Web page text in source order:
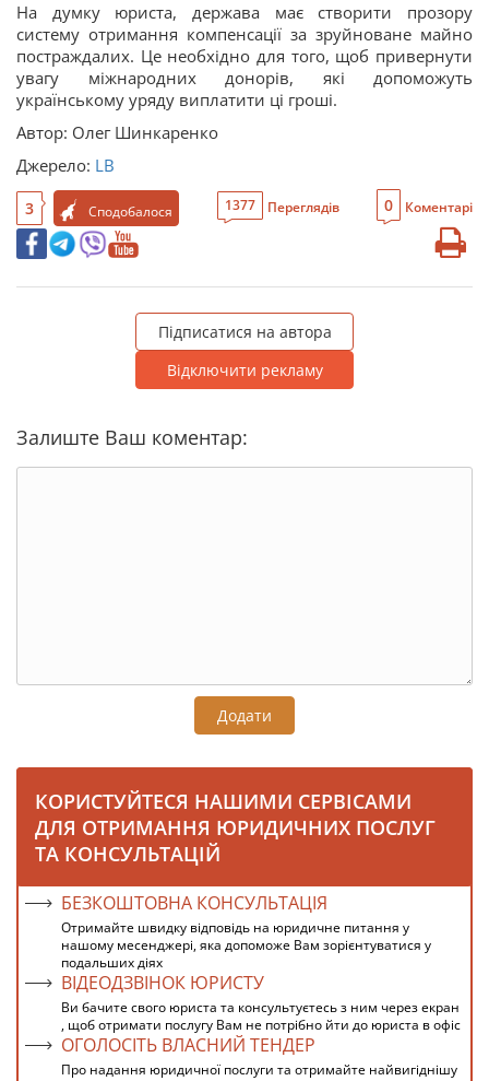
На думку юриста, держава має створити прозору
систему отримання компенсації за зруйноване майно
постраждалих. Це необхідно для того, щоб привернути
увагу міжнародних донорів, які допоможуть
українському уряду виплатити ці гроші.
Автор: Олег Шинкаренко
Джерело: LB
3 Сподобалося 1377 Переглядів 0 Коментарі
Підписатися на автора
Відключити рекламу
Залиште Ваш коментар:
Додати
КОРИСТУЙТЕСЯ НАШИМИ СЕРВІСАМИ
ДЛЯ ОТРИМАННЯ ЮРИДИЧНИХ ПОСЛУГ
ТА КОНСУЛЬТАЦІЙ
БЕЗКОШТОВНА КОНСУЛЬТАЦІЯ
Отримайте швидку відповідь на юридичне питання у
нашому месенджері, яка допоможе Вам зорієнтуватися у
подальших діях
ВІДЕОДЗВІНОК ЮРИСТУ
Ви бачите свого юриста та консультуєтесь з ним через екран
, щоб отримати послугу Вам не потрібно йти до юриста в офіс
ОГОЛОСІТЬ ВЛАСНИЙ ТЕНДЕР
Про надання юридичної послуги та отримайте найвигіднішу